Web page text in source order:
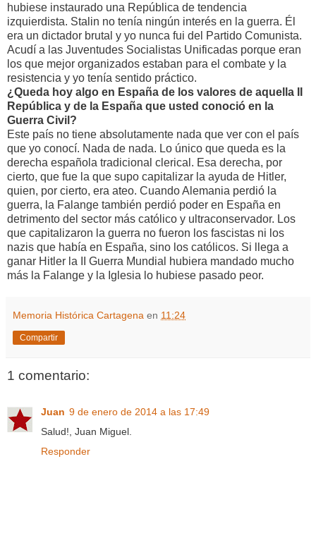
hubiese instaurado una República de tendencia
izquierdista. Stalin no tenía ningún interés en la guerra. Él
era un dictador brutal y yo nunca fui del Partido Comunista.
Acudí a las Juventudes Socialistas Unificadas porque eran
los que mejor organizados estaban para el combate y la
resistencia y yo tenía sentido práctico.
¿Queda hoy algo en España de los valores de aquella II
República y de la España que usted conoció en la
Guerra Civil?
Este país no tiene absolutamente nada que ver con el país
que yo conocí. Nada de nada. Lo único que queda es la
derecha española tradicional clerical. Esa derecha, por
cierto, que fue la que supo capitalizar la ayuda de Hitler,
quien, por cierto, era ateo. Cuando Alemania perdió la
guerra, la Falange también perdió poder en España en
detrimento del sector más católico y ultraconservador. Los
que capitalizaron la guerra no fueron los fascistas ni los
nazis que había en España, sino los católicos. Si llega a
ganar Hitler la II Guerra Mundial hubiera mandado mucho
más la Falange y la Iglesia lo hubiese pasado peor.
Memoria Histórica Cartagena en 11:24
Compartir
1 comentario:
Juan 9 de enero de 2014 a las 17:49
Salud!, Juan Miguel.
Responder